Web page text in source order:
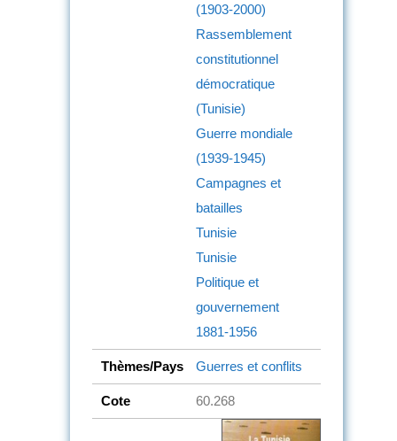
(1903-2000)
Rassemblement
constitutionnel
démocratique
(Tunisie)
Guerre mondiale
(1939-1945)
Campagnes et
batailles
Tunisie
Tunisie
Politique et
gouvernement
1881-1956
Thèmes/Pays Guerres et conflits
Cote 60.268